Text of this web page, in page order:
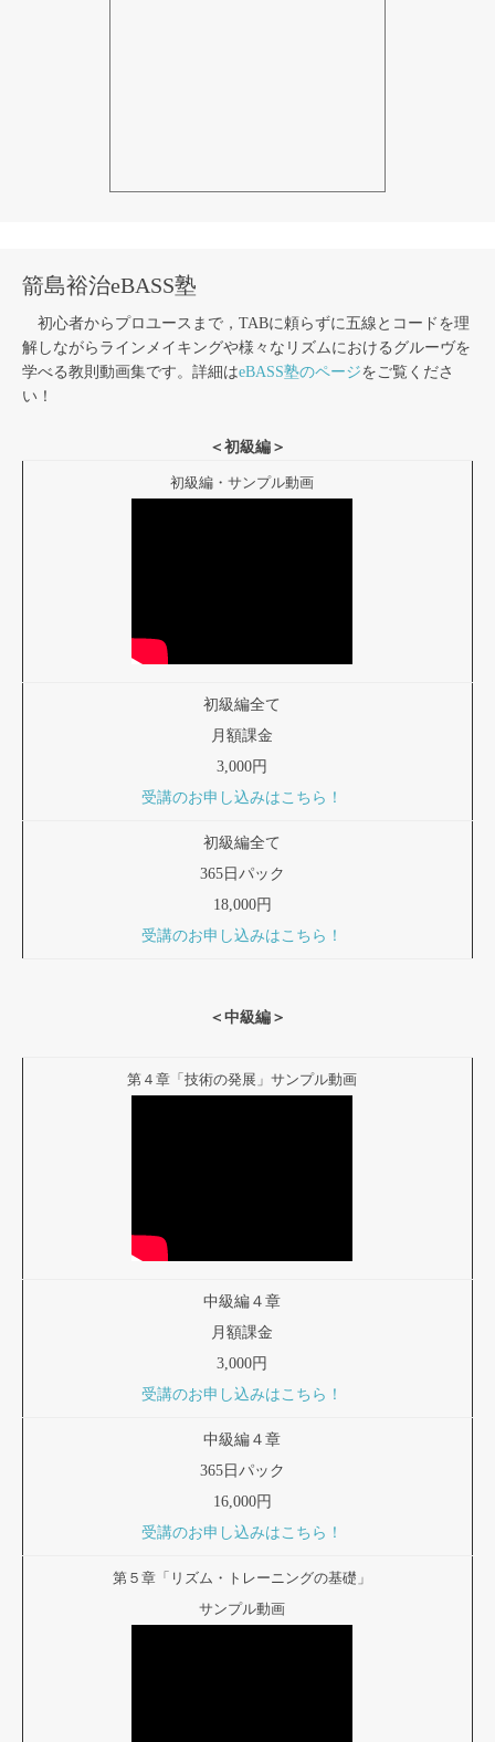
箭島裕治eBASS塾
初心者からプロユースまで，TABに頼らずに五線とコードを理
解しながらラインメイキングや様々なリズムにおけるグルーヴを
学べる教則動画集です。詳細はeBASS塾のページをご覧くださ
い！
＜初級編＞
初級編・サンプル動画
初級編全て
月額課金
3,000円
受講のお申し込みはこちら！
初級編全て
365日パック
18,000円
受講のお申し込みはこちら！
＜中級編＞
第４章「技術の発展」サンプル動画
中級編４章
月額課金
3,000円
受講のお申し込みはこちら！
中級編４章
365日パック
16,000円
受講のお申し込みはこちら！
第５章「リズム・トレーニングの基礎」
サンプル動画